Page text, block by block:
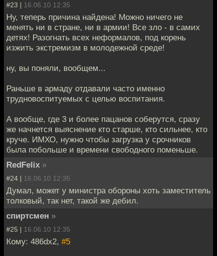
#23 | 16.06.10 12:35
Ну, теперь причина найдена! Можно ничего не
менять ни в стране, ни в армии! Все зло - в самих
детях! Разогнать всех неформалов, под корень
изжить экстремизм в молодежной среде!
ну, вы поняли, вообщем...
Раньше в армаду отдавали часто именно
трудновоспитуемых с целью воспитания.
А вообще, где 3 и более пацанов соберутся, сразу
же начнется выяснение кто старше, кто сильнее, кто
круче. ИМХО, нужно чтобы загрузка у срочников
была побольше и времени свободного поменьше.
RedFelix »
#24 | 16.06.10 12:35
Думал, может у министра обороны хоть заместитель
толковый, так нет, такой же дебил.
спиртсмен »
#25 | 16.06.10 12:35
Кому: 486dx2, #5